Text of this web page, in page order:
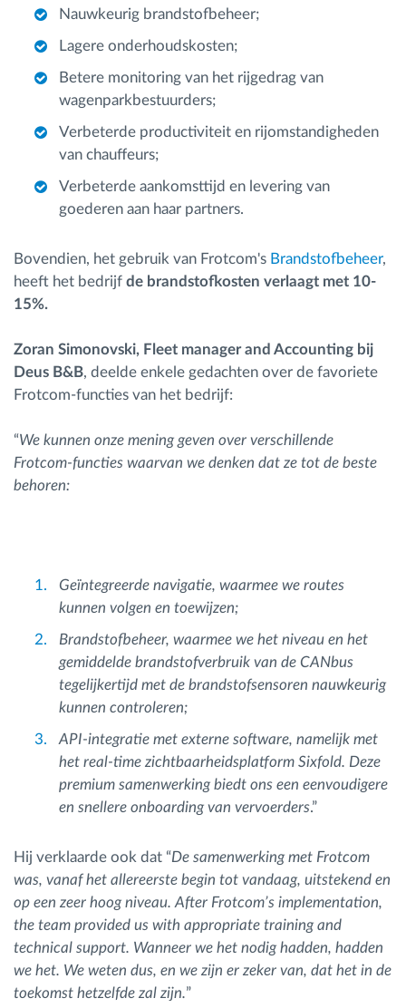
Nauwkeurig brandstofbeheer;
Lagere onderhoudskosten;
Betere monitoring van het rijgedrag van
wagenparkbestuurders;
Verbeterde productiviteit en rijomstandigheden
van chauffeurs;
Verbeterde aankomsttijd en levering van
goederen aan haar partners.
Bovendien, het gebruik van Frotcom's Brandstofbeheer,
heeft het bedrijf de brandstofkosten verlaagt met 10-
15%.
Zoran Simonovski, Fleet manager and Accounting bij
Deus B&B, deelde enkele gedachten over de favoriete
Frotcom-functies van het bedrijf:
“We kunnen onze mening geven over verschillende
Frotcom-functies waarvan we denken dat ze tot de beste
behoren:
Geïntegreerde navigatie, waarmee we routes
kunnen volgen en toewijzen;
Brandstofbeheer, waarmee we het niveau en het
gemiddelde brandstofverbruik van de CANbus
tegelijkertijd met de brandstofsensoren nauwkeurig
kunnen controleren;
API-integratie met externe software, namelijk met
het real-time zichtbaarheidsplatform Sixfold. Deze
premium samenwerking biedt ons een eenvoudigere
en snellere onboarding van vervoerders.”
Hij verklaarde ook dat “De samenwerking met Frotcom
was, vanaf het allereerste begin tot vandaag, uitstekend en
op een zeer hoog niveau. After Frotcom’s implementation,
the team provided us with appropriate training and
technical support. Wanneer we het nodig hadden, hadden
we het. We weten dus, en we zijn er zeker van, dat het in de
toekomst hetzelfde zal zijn.”